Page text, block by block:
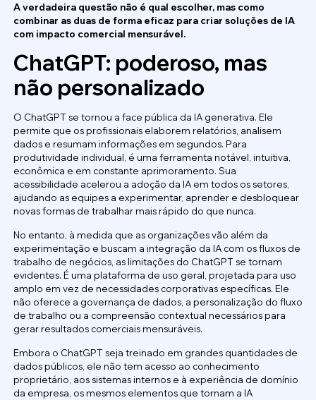
A verdadeira questão não é qual escolher, mas como
combinar as duas de forma eficaz para criar soluções de IA
com impacto comercial mensurável.
ChatGPT: poderoso, mas
não personalizado
O ChatGPT se tornou a face pública da IA generativa. Ele
permite que os profissionais elaborem relatórios, analisem
dados e resumam informações em segundos. Para
produtividade individual, é uma ferramenta notável, intuitiva,
econômica e em constante aprimoramento. Sua
acessibilidade acelerou a adoção da IA em todos os setores,
ajudando as equipes a experimentar, aprender e desbloquear
novas formas de trabalhar mais rápido do que nunca.
No entanto, à medida que as organizações vão além da
experimentação e buscam a integração da IA com os fluxos de
trabalho de negócios, as limitações do ChatGPT se tornam
evidentes. É uma plataforma de uso geral, projetada para uso
amplo em vez de necessidades corporativas específicas. Ele
não oferece a governança de dados, a personalização do fluxo
de trabalho ou a compreensão contextual necessários para
gerar resultados comerciais mensuráveis.
Embora o ChatGPT seja treinado em grandes quantidades de
dados públicos, ele não tem acesso ao conhecimento
proprietário, aos sistemas internos e à experiência de domínio
da empresa, os mesmos elementos que tornam a IA